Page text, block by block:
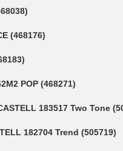
(468176)
POP (468271)
183517 Two Tone
182704 Trend (505719)